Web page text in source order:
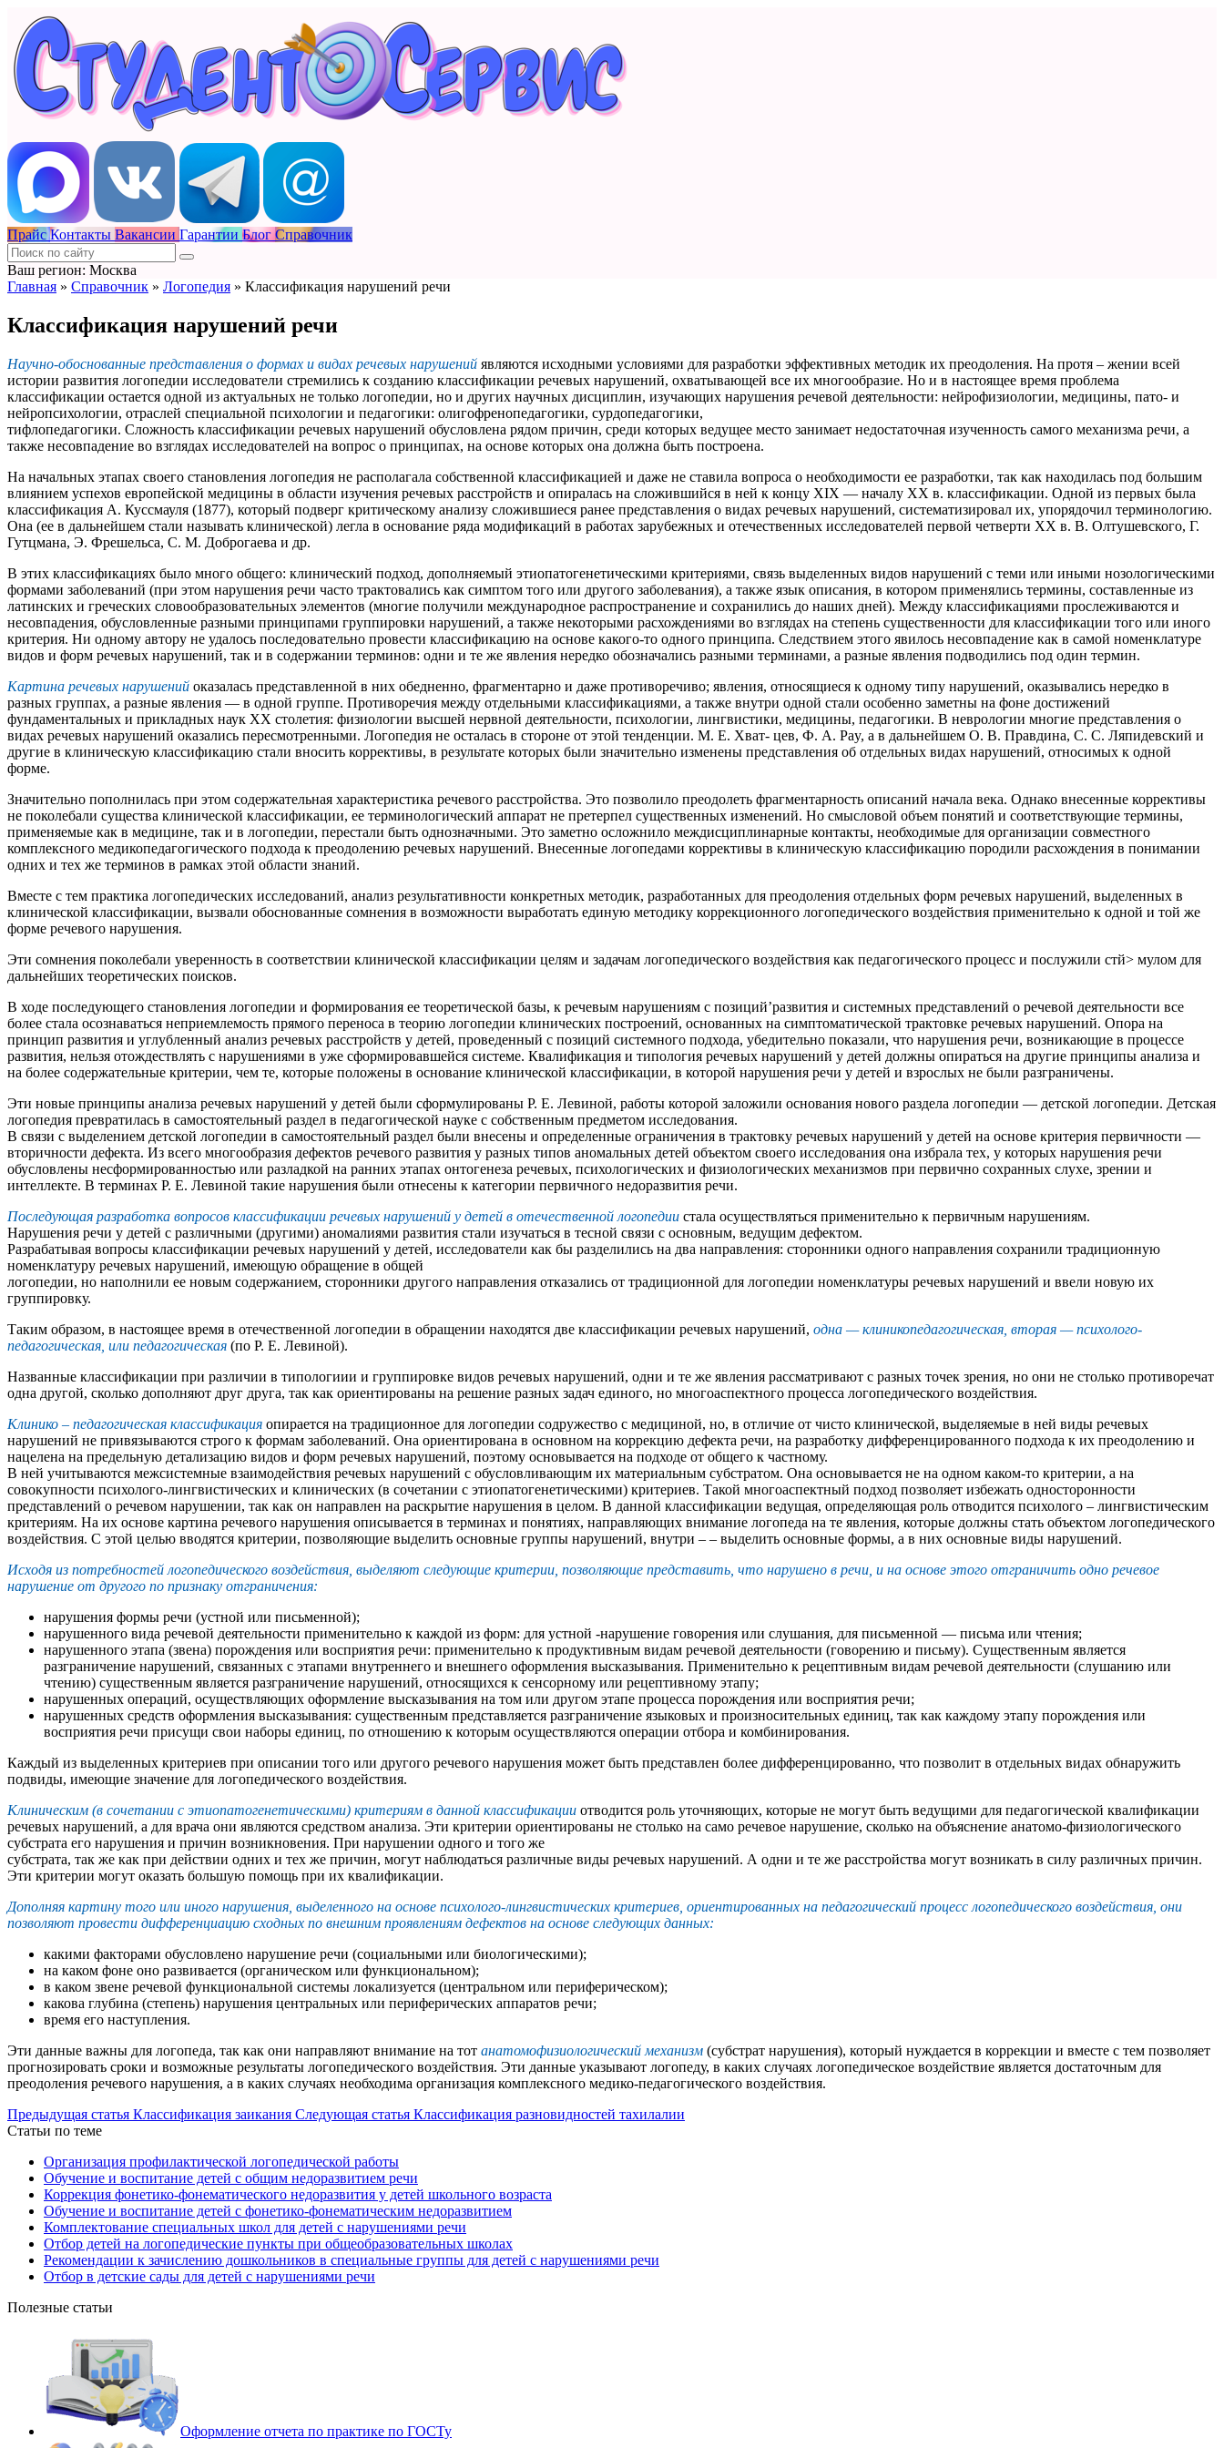
Прайс Контакты Вакансии Гарантии Блог Справочник
Ваш регион: Москва
Главная » Справочник » Логопедия » Классификация нарушений речи
Классификация нарушений речи
Научно-обоснованные представления о формах и видах речевых нарушений являются исходными условиями для разработки эффективных методик их преодоления. На протя – жении всей
истории развития логопедии исследователи стремились к созданию классификации речевых нарушений, охватывающей все их многообразие. Но и в настоящее время проблема
классификации остается одной из актуальных не только логопедии, но и других научных дисциплин, изучающих нарушения речевой деятельности: нейрофизиологии, медицины, пато- и
нейропсихологии, отраслей специальной психологии и педагогики: олигофренопедагогики, сурдопедагогики,
тифлопедагогики. Сложность классификации речевых нарушений обусловлена рядом причин, среди которых ведущее место занимает недостаточная изученность самого механизма речи, а
также несовпадение во взглядах исследователей на вопрос о принципах, на основе которых она должна быть построена.
На начальных этапах своего становления логопедия не располагала собственной классификацией и даже не ставила вопроса о необходимости ее разработки, так как находилась под большим
влиянием успехов европейской медицины в области изучения речевых расстройств и опиралась на сложившийся в ней к концу XIX — началу XX в. классификации. Одной из первых была
классификация А. Куссмауля (1877), который подверг критическому анализу сложившиеся ранее представления о видах речевых нарушений, систематизировал их, упорядочил терминологию.
Она (ее в дальнейшем стали называть клинической) легла в основание ряда модификаций в работах зарубежных и отечественных исследователей первой четверти XX в. В. Олтушевского, Г.
Гутцмана, Э. Фрешельса, С. М. Доброгаева и др.
В этих классификациях было много общего: клинический подход, дополняемый этиопатогенетическими критериями, связь выделенных видов нарушений с теми или иными нозологическими
формами заболеваний (при этом нарушения речи часто трактовались как симптом того или другого заболевания), а также язык описания, в котором применялись термины, составленные из
латинских и греческих словообразовательных элементов (многие получили международное распространение и сохранились до наших дней). Между классификациями прослеживаются и
несовпадения, обусловленные разными принципами группировки нарушений, а также некоторыми расхождениями во взглядах на степень существенности для классификации того или иного
критерия. Ни одному автору не удалось последовательно провести классификацию на основе какого-то одного принципа. Следствием этого явилось несовпадение как в самой номенклатуре
видов и форм речевых нарушений, так и в содержании терминов: одни и те же явления нередко обозначались разными терминами, а разные явления подводились под один термин.
Картина речевых нарушений оказалась представленной в них обедненно, фрагментарно и даже противоречиво; явления, относящиеся к одному типу нарушений, оказывались нередко в
разных группах, а разные явления — в одной группе. Противоречия между отдельными классификациями, а также внутри одной стали особенно заметны на фоне достижений
фундаментальных и прикладных наук XX столетия: физиологии высшей нервной деятельности, психологии, лингвистики, медицины, педагогики. В неврологии многие представления о
видах речевых нарушений оказались пересмотренными. Логопедия не осталась в стороне от этой тенденции. М. Е. Хват- цев, Ф. A. Pay, а в дальнейшем О. В. Правдина, С. С. Ляпидевский и
другие в клиническую классификацию стали вносить коррективы, в результате которых были значительно изменены представления об отдельных видах нарушений, относимых к одной
форме.
Значительно пополнилась при этом содержательная характеристика речевого расстройства. Это позволило преодолеть фрагментарность описаний начала века. Однако внесенные коррективы
не поколебали существа клинической классификации, ее терминологический аппарат не претерпел существенных изменений. Но смысловой объем понятий и соответствующие термины,
применяемые как в медицине, так и в логопедии, перестали быть однозначными. Это заметно осложнило междисциплинарные контакты, необходимые для организации совместного
комплексного медикопедагогического подхода к преодолению речевых нарушений. Внесенные логопедами коррективы в клиническую классификацию породили расхождения в понимании
одних и тех же терминов в рамках этой области знаний.
Вместе с тем практика логопедических исследований, анализ результативности конкретных методик, разработанных для преодоления отдельных форм речевых нарушений, выделенных в
клинической классификации, вызвали обоснованные сомнения в возможности выработать единую методику коррекционного логопедического воздействия применительно к одной и той же
форме речевого нарушения.
Эти сомнения поколебали уверенность в соответствии клинической классификации целям и задачам логопедического воздействия как педагогического процесс и послужили стй> мулом для
дальнейших теоретических поисков.
В ходе последующего становления логопедии и формирования ее теоретической базы, к речевым нарушениям с позиций’развития и системных представлений о речевой деятельности все
более стала осознаваться неприемлемость прямого переноса в теорию логопедии клинических построений, основанных на симптоматической трактовке речевых нарушений. Опора на
принцип развития и углубленный анализ речевых расстройств у детей, проведенный с позиций системного подхода, убедительно показали, что нарушения речи, возникающие в процессе
развития, нельзя отождествлять с нарушениями в уже сформировавшейся системе. Квалификация и типология речевых нарушений у детей должны опираться на другие принципы анализа и
на более содержательные критерии, чем те, которые положены в основание клинической классификации, в которой нарушения речи у детей и взрослых не были разграничены.
Эти новые принципы анализа речевых нарушений у детей были сформулированы Р. Е. Левиной, работы которой заложили основания нового раздела логопедии — детской логопедии. Детская
логопедия превратилась в самостоятельный раздел в педагогической науке с собственным предметом исследования.
В связи с выделением детской логопедии в самостоятельный раздел были внесены и определенные ограничения в трактовку речевых нарушений у детей на основе критерия первичности —
вторичности дефекта. Из всего многообразия дефектов речевого развития у разных типов аномальных детей объектом своего исследования она избрала тех, у которых нарушения речи
обусловлены несформированностью или разладкой на ранних этапах онтогенеза речевых, психологических и физиологических механизмов при первично сохранных слухе, зрении и
интеллекте. В терминах Р. Е. Левиной такие нарушения были отнесены к категории первичного недоразвития речи.
Последующая разработка вопросов классификации речевых нарушений у детей в отечественной логопедии стала осуществляться применительно к первичным нарушениям.
Нарушения речи у детей с различными (другими) аномалиями развития стали изучаться в тесной связи с основным, ведущим дефектом.
Разрабатывая вопросы классификации речевых нарушений у детей, исследователи как бы разделились на два направления: сторонники одного направления сохранили традиционную
номенклатуру речевых нарушений, имеющую обращение в общей
логопедии, но наполнили ее новым содержанием, сторонники другого направления отказались от традиционной для логопедии номенклатуры речевых нарушений и ввели новую их
группировку.
Таким образом, в настоящее время в отечественной логопедии в обращении находятся две классификации речевых нарушений, одна — клиникопедагогическая, вторая — психолого-
педагогическая, или педагогическая (по Р. Е. Левиной).
Названные классификации при различии в типологиии и группировке видов речевых нарушений, одни и те же явления рассматривают с разных точек зрения, но они не столько противоречат
одна другой, сколько дополняют друг друга, так как ориентированы на решение разных задач единого, но многоаспектного процесса логопедического воздействия.
Клинико – педагогическая классификация опирается на традиционное для логопедии содружество с медициной, но, в отличие от чисто клинической, выделяемые в ней виды речевых
нарушений не привязываются строго к формам заболеваний. Она ориентирована в основном на коррекцию дефекта речи, на разработку дифференцированного подхода к их преодолению и
нацелена на предельную детализацию видов и форм речевых нарушений, поэтому основывается на подходе от общего к частному.
В ней учитываются межсистемные взаимодействия речевых нарушений с обусловливающим их материальным субстратом. Она основывается не на одном каком-то критерии, а на
совокупности психолого-лингвистических и клинических (в сочетании с этиопатогенетическими) критериев. Такой многоаспектный подход позволяет избежать односторонности
представлений о речевом нарушении, так как он направлен на раскрытие нарушения в целом. В данной классификации ведущая, определяющая роль отводится психолого – лингвистическим
критериям. На их основе картина речевого нарушения описывается в терминах и понятиях, направляющих внимание логопеда на те явления, которые должны стать объектом логопедического
воздействия. С этой целью вводятся критерии, позволяющие выделить основные группы нарушений, внутри – – выделить основные формы, а в них основные виды нарушений.
Исходя из потребностей логопедического воздействия, выделяют следующие критерии, позволяющие представить, что нарушено в речи, и на основе этого отграничить одно речевое
нарушение от другого по признаку отграничения:
нарушения формы речи (устной или письменной);
нарушенного вида речевой деятельности применительно к каждой из форм: для устной -нарушение говорения или слушания, для письменной — письма или чтения;
нарушенного этапа (звена) порождения или восприятия речи: применительно к продуктивным видам речевой деятельности (говорению и письму). Существенным является
разграничение нарушений, связанных с этапами внутреннего и внешнего оформления высказывания. Применительно к рецептивным видам речевой деятельности (слушанию или
чтению) существенным является разграничение нарушений, относящихся к сенсорному или рецептивному этапу;
нарушенных операций, осуществляющих оформление высказывания на том или другом этапе процесса порождения или восприятия речи;
нарушенных средств оформления высказывания: существенным представляется разграничение языковых и произносительных единиц, так как каждому этапу порождения или
восприятия речи присущи свои наборы единиц, по отношению к которым осуществляются операции отбора и комбинирования.
Каждый из выделенных критериев при описании того или другого речевого нарушения может быть представлен более дифференцированно, что позволит в отдельных видах обнаружить
подвиды, имеющие значение для логопедического воздействия.
Клиническим (в сочетании с этиопатогенетическими) критериям в данной классификации отводится роль уточняющих, которые не могут быть ведущими для педагогической квалификации
речевых нарушений, а для врача они являются средством анализа. Эти критерии ориентированы не столько на само речевое нарушение, сколько на объяснение анатомо-физиологического
субстрата его нарушения и причин возникновения. При нарушении одного и того же
субстрата, так же как при действии одних и тех же причин, могут наблюдаться различные виды речевых нарушений. А одни и те же расстройства могут возникать в силу различных причин.
Эти критерии могут оказать большую помощь при их квалификации.
Дополняя картину того или иного нарушения, выделенного на основе психолого-лингвистических критериев, ориентированных на педагогический процесс логопедического воздействия, они
позволяют провести дифференциацию сходных по внешним проявлениям дефектов на основе следующих данных:
какими факторами обусловлено нарушение речи (социальными или биологическими);
на каком фоне оно развивается (органическом или функциональном);
в каком звене речевой функциональной системы локализуется (центральном или периферическом);
какова глубина (степень) нарушения центральных или периферических аппаратов речи;
время его наступления.
Эти данные важны для логопеда, так как они направляют внимание на тот анатомофизиологический механизм (субстрат нарушения), который нуждается в коррекции и вместе с тем позволяет
прогнозировать сроки и возможные результаты логопедического воздействия. Эти данные указывают логопеду, в каких случаях логопедическое воздействие является достаточным для
преодоления речевого нарушения, а в каких случаях необходима организация комплексного медико-педагогического воздействия.
Предыдущая статья Классификация заикания Следующая статья Классификация разновидностей тахилалии
Статьи по теме
Организация профилактической логопедической работы
Обучение и воспитание детей с общим недоразвитием речи
Коррекция фонетико-фонематического недоразвития у детей школьного возраста
Обучение и воспитание детей с фонетико-фонематическим недоразвитием
Комплектование специальных школ для детей с нарушениями речи
Отбор детей на логопедические пункты при общеобразовательных школах
Рекомендации к зачислению дошкольников в специальные группы для детей с нарушениями речи
Отбор в детские сады для детей с нарушениями речи
Полезные статьи
Оформление отчета по практике по ГОСТу